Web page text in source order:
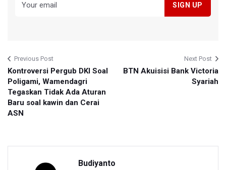
Previous Post
Kontroversi Pergub DKI Soal
Poligami, Wamendagri
Tegaskan Tidak Ada Aturan
Baru soal kawin dan Cerai
ASN
Next Post
BTN Akuisisi Bank Victoria
Syariah
Budiyanto